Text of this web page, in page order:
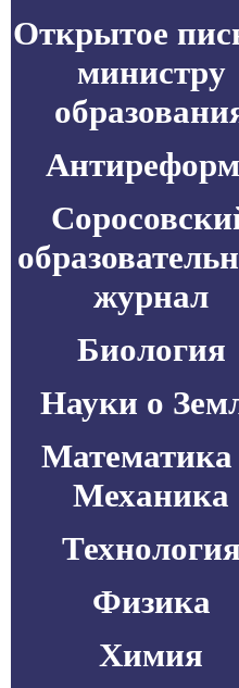
Открытое
министру
журнал
Биология
Науки о
Математика
Механика
Технология
Физика
Химия